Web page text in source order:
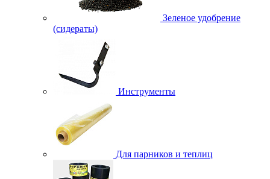
Зеленое удобрение
(сидераты)
Инструменты
Для парников и теплиц